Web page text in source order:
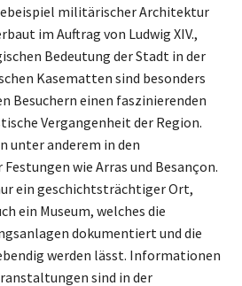
militärischer Architektur
im Auftrag von Ludwig XIV.,
Bedeutung der Stadt in der
Kasematten sind besonders
Besuchern einen faszinierenden
Vergangenheit der Region.
unter anderem in den
wie Arras und Besançon.
ein geschichtsträchtiger Ort,
ein Museum, welches die
dokumentiert und die
werden lässt. Informationen
sind in der